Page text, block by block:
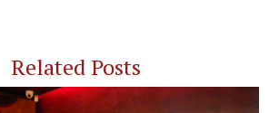
Related Posts